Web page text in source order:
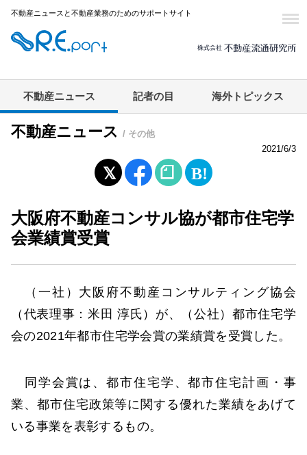
不動産ニュースと不動産業務のためのサポートサイト
不動産ニュース 記者の目 海外トピックス
不動産ニュース / その他
2021/6/3
大阪府不動産コンサル協が都市住宅学
会業績賞受賞
（一社）大阪府不動産コンサルティング協会
（代表理事：米田 淳氏）が、（公社）都市住宅学
会の2021年都市住宅学会賞の業績賞を受賞した。
同学会賞は、都市住宅学、都市住宅計画・事
業、都市住宅政策等に関する優れた業績をあげて
いる事業を表彰するもの。